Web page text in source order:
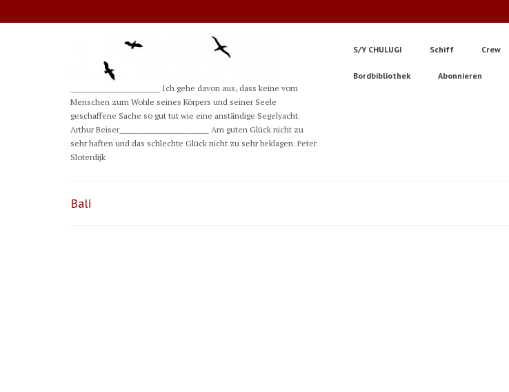
__________________________ Ich gehe davon aus, dass keine vom
Menschen zum Wohle seines Körpers und seiner Seele
geschaffene Sache so gut tut wie eine anständige Segelyacht.
Arthur Beiser__________________________ Am guten Glück nicht zu
sehr haften und das schlechte Glück nicht zu sehr beklagen. Peter
Sloterdijk
S/Y CHULUGI Schiff Crew
Bordbibliothek Abonnieren
Bali